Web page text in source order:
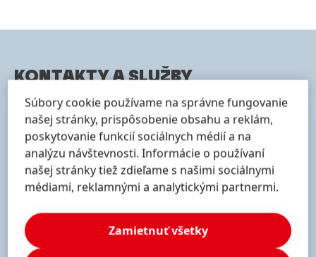
KONTAKTY A SLUŽBY
Súbory cookie používame na správne fungovanie
našej stránky, prispôsobenie obsahu a reklám,
poskytovanie funkcií sociálnych médií a na
analýzu návštevnosti. Informácie o používaní
našej stránky tiež zdieľame s našimi sociálnymi
médiami, reklamnými a analytickými partnermi.
Zamietnuť všetky